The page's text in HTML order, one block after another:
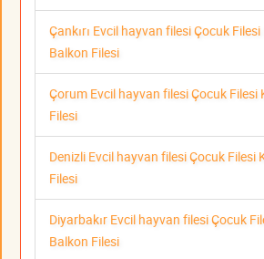
Çankırı Evcil hayvan filesi Çocuk
Balkon Filesi
Çorum Evcil hayvan filesi Çocuk Filesi
Filesi
Denizli Evcil hayvan filesi Çocuk Filesi
Filesi
Diyarbakır Evcil hayvan filesi Çocuk
Balkon Filesi